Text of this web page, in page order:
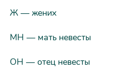
Ж — жених
МН — мать невесты
ОН — отец невесты